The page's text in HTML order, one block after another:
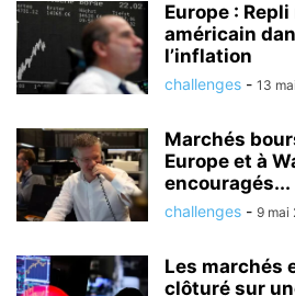
Europe :
américain
l’inflation
challenges - 13
Marchés
Europe et à
encouragés...
challenges - 9 mai
Les marchés
clôturé sur